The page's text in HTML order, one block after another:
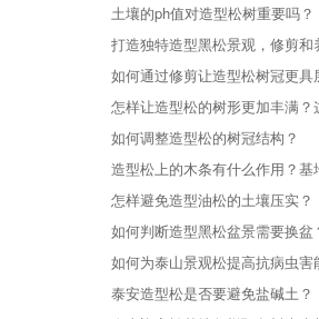
土壤的ph值对造型松树重要吗？
打造独特造型黑松景观，修剪和
如何通过修剪让造型松树冠更具
怎样让造型松的树形更加丰满？
如何调整造型松的树冠结构？
造型松上的木条有什么作用？基
怎样避免造型油松的土壤压实？
如何判断造型黑松盆景需要换盆
如何为泰山景观松提高抗病虫害
泰安造型松是否要避免盐碱土？